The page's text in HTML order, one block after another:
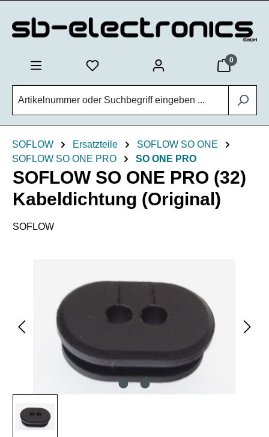
0
SOFLOW Ersatzteile
SOFLOW SO ONE
SOFLOW SO ONE PRO
SO ONE PRO
SOFLOW SO ONE PRO (32)
Kabeldichtung (Original)
SOFLOW